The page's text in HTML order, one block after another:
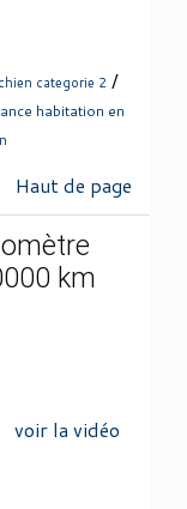
categorie 2 /
habitation en
Haut de page
km
voir la vidéo